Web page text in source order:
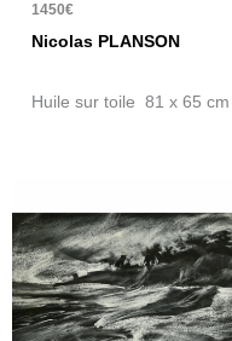
1450€
Nicolas PLANSON
Huile sur toile 81 x 65 cm